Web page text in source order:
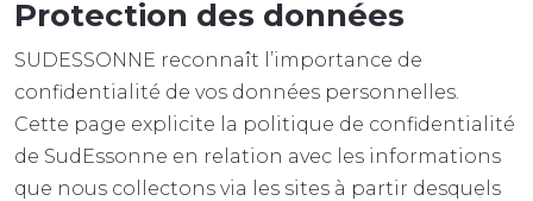
Protection des données
SUDESSONNE reconnaît l’importance de
confidentialité de vos données personnelles.
Cette page explicite la politique de confidentialité
de SudEssonne en relation avec les informations
que nous collectons via les sites à partir desquels